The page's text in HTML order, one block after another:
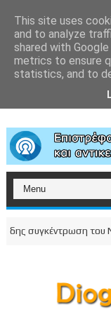
συγκέντρωση του
This site uses
and to analyze
shared with
metrics to ensure
statistics, and to